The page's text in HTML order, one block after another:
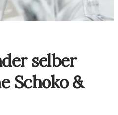
selber
Schoko &